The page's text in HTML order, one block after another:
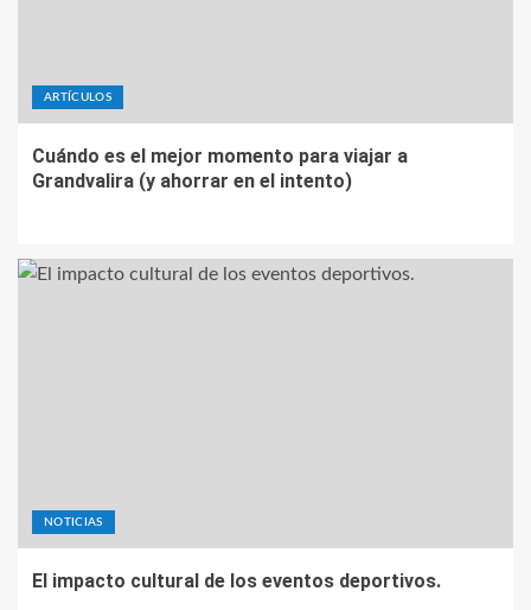
ARTÍCULOS
Cuándo es el mejor momento para viajar a
Grandvalira (y ahorrar en el intento)
NOTICIAS
El impacto cultural de los eventos deportivos.